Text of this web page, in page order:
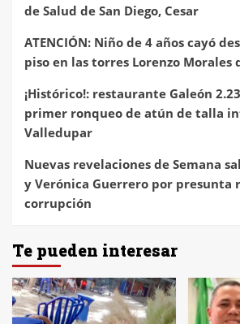
de Salud de San Diego, Cesar
ATENCIÓN: Niño de 4 años cayó
piso en las torres Lorenzo Morales
¡Histórico!: restaurante Galeón
primer ronqueo de atún de talla
Valledupar
Nuevas revelaciones de Semana
y Verónica Guerrero por presunta
corrupción
Te pueden interesar